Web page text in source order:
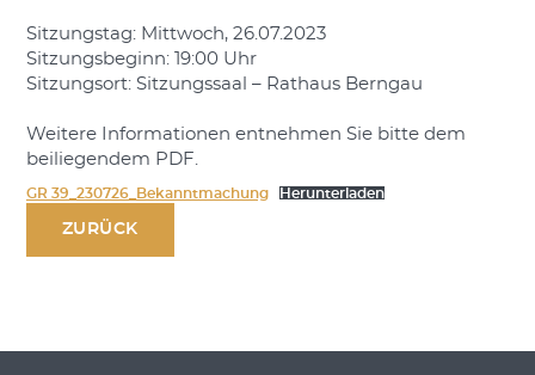
Sitzungstag: Mittwoch, 26.07.2023
Sitzungsbeginn: 19:00 Uhr
Sitzungsort: Sitzungssaal – Rathaus Berngau
Weitere Informationen entnehmen Sie bitte dem
beiliegendem PDF.
GR 39_230726_Bekanntmachung Herunterladen
ZURÜCK